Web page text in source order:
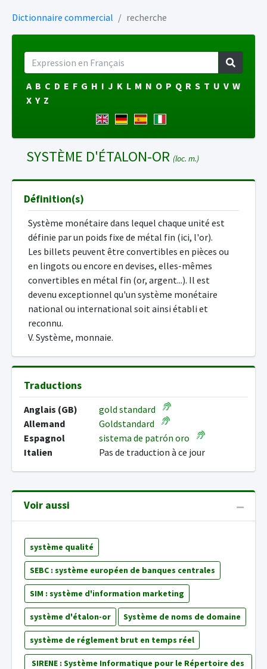
Dictionnaire commercial recherche
A B C D E F G H I J K L M N O P Q R S T U V W
X Y Z
SYSTÈME D'ÉTALON-OR (loc. m.)
Définition(s)
Système monétaire dans lequel chaque unité est
définie par un poids fixe de métal fin (ici, l'or).
Les billets peuvent être convertibles en pièces ou
en lingots ou encore en devises, elles-mêmes
convertibles en métal fin (or, argent...). Il est
devenu exceptionnel qu'un système monétaire
national ou international soit ainsi établi et
reconnu.
V. Système, monnaie.
Traductions
Anglais (GB)
gold standard
Allemand
Goldstandard
Espagnol
sistema de patrón oro
Italien
Pas de traduction à ce jour
Voir aussi
système qualité
SEBC : système européen de banques centrales
SIM : système d'information marketing
système d'étalon-or Système de noms de domaine
système de réglement brut en temps réel
SIRENE : Système Informatique pour le Répertoire des